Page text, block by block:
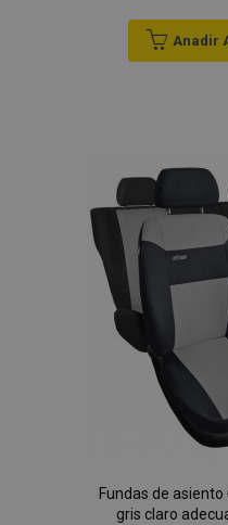
Anadir
Fundas de
gris claro